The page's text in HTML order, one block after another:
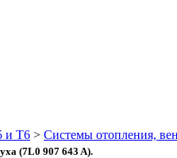
T6 > Системы отопления,
(7L0 907 643 A).